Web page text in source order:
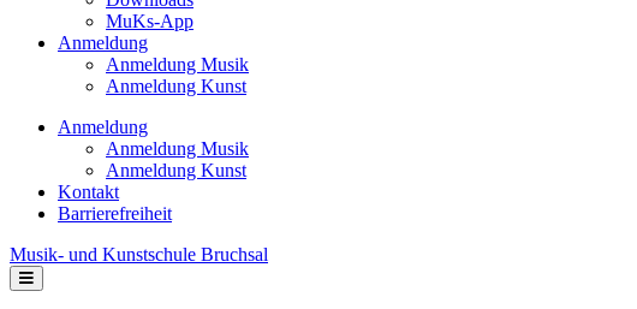
MuKs-App
Anmeldung
Anmeldung Musik
Anmeldung Kunst
Anmeldung
Anmeldung Musik
Anmeldung Kunst
Kontakt
Barrierefreiheit
Musik- und Kunstschule Bruchsal
Navigation